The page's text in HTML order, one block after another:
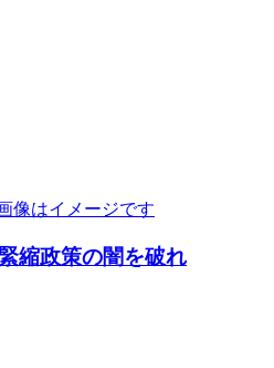
縮政策の闇を破れ